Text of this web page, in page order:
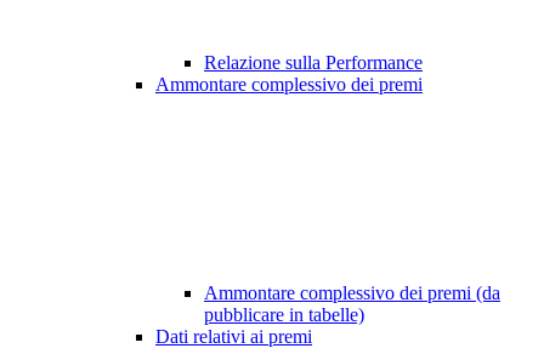
Relazione sulla Performance
Ammontare complessivo dei premi
Ammontare complessivo dei premi (da
pubblicare in tabelle)
Dati relativi ai premi